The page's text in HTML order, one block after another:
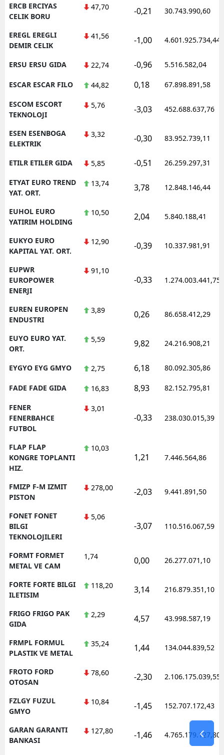
ERCB ERCIYAS
CELIK BORU
47,70 -0,21 30.743.990,60
EREGL EREGLI
DEMIR CELIK
41,56 -1,00 4.601.925.734,44
ERSU ERSU GIDA 22,74 -0,96 5.516.582,04
ESCAR ESCAR FILO 44,82 0,18 67.898.891,58
ESCOM ESCORT
TEKNOLOJI
5,76 -3,03 452.688.637,76
ESEN ESENBOGA
ELEKTRIK
3,32 -0,30 83.952.739,11
ETILR ETILER GIDA 5,85 -0,51 26.259.297,31
ETYAT EURO TREND
YAT. ORT.
13,74 3,78 12.848.146,44
EUHOL EURO
YATIRIM HOLDING
10,50 2,04 5.840.188,41
EUKYO EURO
KAPITAL YAT. ORT.
12,90 -0,39 10.337.981,91
EUPWR
EUROPOWER
ENERJI
91,10
-0,33 1.274.003.441,75
EUREN EUROPEN
ENDUSTRI
3,89 0,26 86.658.412,29
EUYO EURO YAT.
ORT.
5,59 9,82 24.216.908,21
EYGYO EYG GMYO 2,75 6,18 80.092.305,86
FADE FADE GIDA 16,83 8,93 82.152.795,81
FENER
FENERBAHCE
FUTBOL
3,01
-0,33 238.030.015,39
FLAP FLAP
KONGRE TOPLANTI
HIZ.
10,03
1,21 7.446.564,86
FMIZP F-M IZMIT
PISTON
278,00 -2,03 9.441.891,50
FONET FONET
BILGI
TEKNOLOJILERI
5,06
-3,07 110.516.067,59
FORMT FORMET
METAL VE CAM
1,74 0,00 26.277.071,10
FORTE FORTE BILGI
ILETISIM
118,20 3,14 216.879.351,10
FRIGO FRIGO PAK
GIDA
2,29 4,57 43.998.587,19
FRMPL FORMUL
PLASTIK VE METAL
35,24 1,44 134.044.839,52
FROTO FORD
OTOSAN
78,60 -2,30 2.106.175.039,55
FZLGY FUZUL
GMYO
10,84 -1,45 152.707.172,43
GARAN GARANTI
BANKASI
127,80 -1,46 4.765.179.127,80